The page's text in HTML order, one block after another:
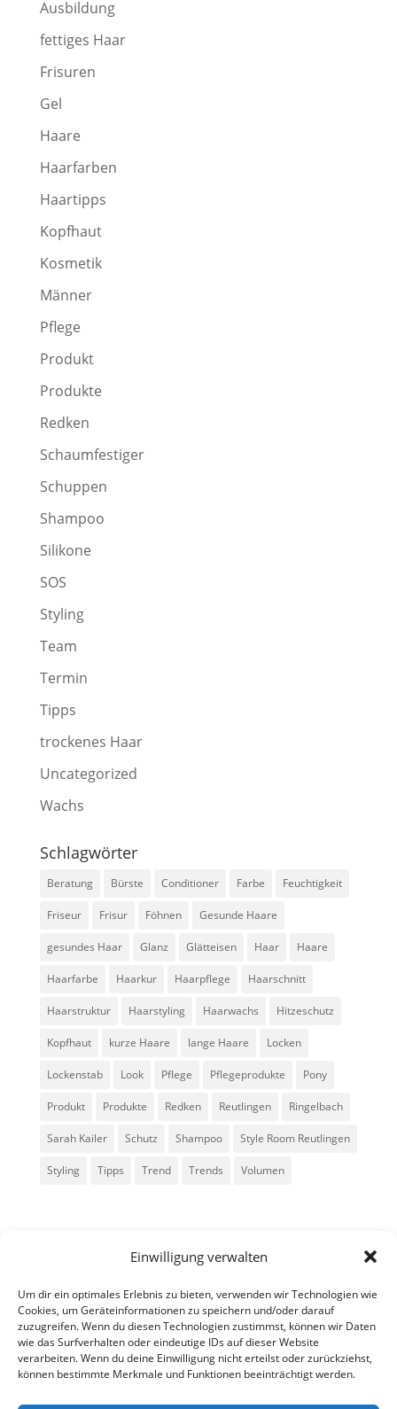
Einwilligung verwalten
Um dir ein optimales Erlebnis zu bieten, verwenden wir Technologien wie
Cookies, um Geräteinformationen zu speichern und/oder darauf
zuzugreifen. Wenn du diesen Technologien zustimmst, können wir Daten
wie das Surfverhalten oder eindeutige IDs auf dieser Website
verarbeiten. Wenn du deine Einwilligung nicht erteilst oder zurückziehst,
können bestimmte Merkmale und Funktionen beeinträchtigt werden.
Ausbildung
fettiges Haar
Frisuren
Gel
Haare
Haarfarben
Haartipps
Kopfhaut
Kosmetik
Männer
Pflege
Produkt
Produkte
Redken
Schaumfestiger
Schuppen
Shampoo
Silikone
SOS
Styling
Team
Termin
Tipps
trockenes Haar
Uncategorized
Wachs
Schlagwörter
Beratung Bürste Conditioner Farbe Feuchtigkeit
Friseur Frisur Föhnen Gesunde Haare
gesundes Haar Glanz Glätteisen Haar Haare
Haarfarbe Haarkur Haarpflege Haarschnitt
Haarstruktur Haarstyling Haarwachs Hitzeschutz
Kopfhaut kurze Haare lange Haare Locken
Lockenstab Look Pflege Pflegeprodukte Pony
Produkt Produkte Redken Reutlingen Ringelbach
Sarah Kailer Schutz Shampoo Style Room Reutlingen
Styling Tipps Trend Trends Volumen
Alle Rechte vorbehalten - Sarah Kailer